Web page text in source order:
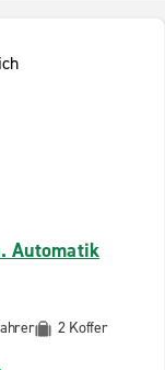
Automatik
2 Koffer